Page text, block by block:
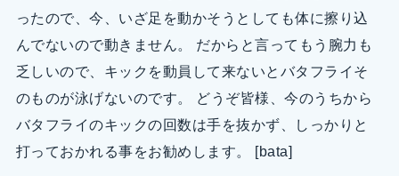
ったので、今、いざ足を動かそうとしても体に擦り込
んでないので動きません。 だからと言ってもう腕力も
乏しいので、キックを動員して来ないとバタフライそ
のものが泳げないのです。 どうぞ皆様、今のうちから
バタフライのキックの回数は手を抜かず、しっかりと
打っておかれる事をお勧めします。 [bata]